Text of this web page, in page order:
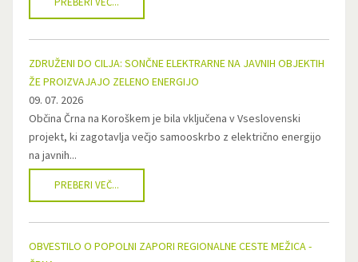
ZDRUŽENI DO CILJA: SONČNE ELEKTRARNE NA JAVNIH OBJEKTIH
ŽE PROIZVAJAJO ZELENO ENERGIJO
09. 07. 2026
Občina Črna na Koroškem je bila vključena v Vseslovenski
projekt, ki zagotavlja večjo samooskrbo z električno energijo
na javnih...
PREBERI VEČ...
OBVESTILO O POPOLNI ZAPORI REGIONALNE CESTE MEŽICA -